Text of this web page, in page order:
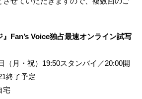
』Fan’s Voice独占最速オンライン試写
（月・祝）19:50スタンバイ／20:00開
終了予定
宅